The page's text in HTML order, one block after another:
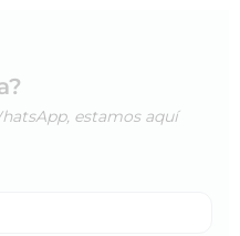
estamos aquí